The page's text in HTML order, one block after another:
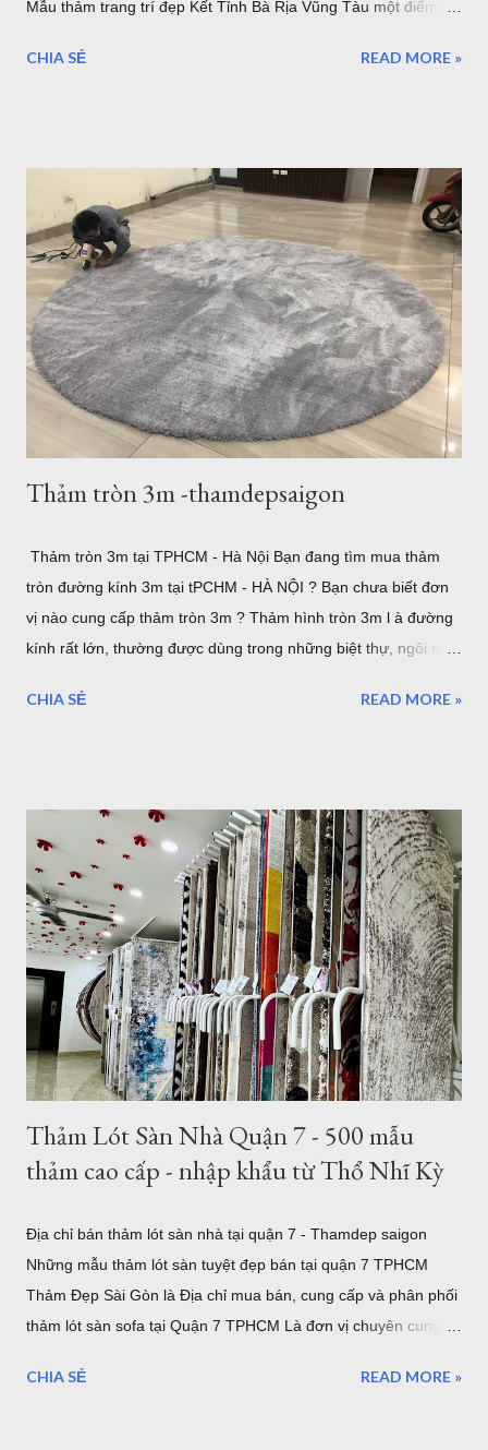
Mẫu thảm trang trí đẹp Kết Tỉnh Bà Rịa Vũng Tàu một điểm
du lịch nhưng thực sự vẫn chưa thể đi và khám phá hết vùng
động với bãi trước, bãi sau của Vũng Tàu...Dịch vụ ăn uống
nghỉ ngơi, tắm nước nóng ở Bình Châu hay chỗ nghỉ ngơi rất
nhiều ở Vũng Tàu. Thảm trang trí cho khách hàng tại
Homestead Vũng Tàu Hiện tại Thảm Đẹp Sài Gòn chưa có
Showroom tại Vũng Tàu nhưng các bạn có thể đặt hàng trực
tuyến và xem các mẫu thảm tại website:
thamtrangtri.thamdepsaigon.com hoặc đọc thông tin chi tiết về
Thảm Đẹp tại: Thamdepsaigon.com. Bạn đang kiếm nơi ...
CHIA SẺ READ MORE »
Thảm tròn 3m -thamdepsaigon
Thảm tròn 3m tại TPHCM - Hà Nội Bạn đang tìm mua thảm
tròn đường kính 3m tại tPCHM - HÀ NỘI ? Bạn chưa biết đơn
vị nào cung cấp thảm tròn 3m ? Thảm hình tròn 3m l à đường
kính rất lớn, thường được dùng trong những biệt thự, ngôi nhà
lưu ý rằng đây là đường kính lớn nhất của thảm tròn bán tại
sàn phòng khách hiện đại TPHCM thảm trải sàn phòng ngủ
đẹp TPHCM thảm trải sàn phòng khách đẹp TPHCM thảm
decor phòng ngủ TPHCM Thảm tròn 3m được nhập khẩu từ
Thổ Nhĩ Kỳ , với chất lượng châu âu, những mẫu trên đây đã
được gia công để làm theo kích thước mong muốn của khách
hàng. Hình ảnh trên là nhân viên đang gia công cắt thảm tròn
3m tại TPHCM . Tất nhiên bạn có thể chọn kích thước thảm
tròn nhỏ hơn như thảm tròn 2m có rất nhiều mẫu tại showroom
thảm đẹp Tphcm...
CHIA SẺ READ MORE »
Thảm Lót Sàn Nhà Quận 7 - 500 mẫu
thảm cao cấp - nhập khẩu từ Thổ Nhĩ Kỳ
Địa chỉ bán thảm lót sàn nhà tại quận 7 - Thamdep saigon
Những mẫu thảm lót sàn tuyệt đẹp bán tại quận 7 TPHCM
Thảm Đẹp Sài Gòn là Địa chỉ mua bán, cung cấp và phân phối
thảm lót sàn sofa tại Quận 7 TPHCM Là đơn vị chuyên cung
Tân Quy Quận 7. Vừa là showroom trưng bày sản phẩm, vừa
CHIA SẺ READ MORE »